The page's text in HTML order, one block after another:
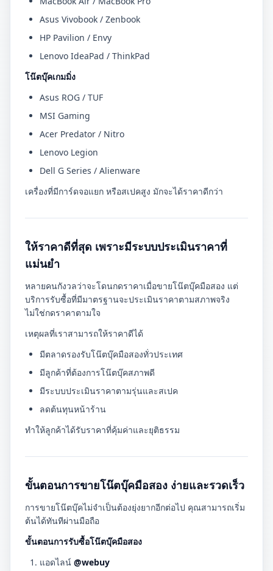
Asus Vivobook / Zenbook
HP Pavilion / Envy
Lenovo IdeaPad / ThinkPad
โน๊ตบุ๊คเกมมิ่ง
Asus ROG / TUF
MSI Gaming
Acer Predator / Nitro
Lenovo Legion
Dell G Series / Alienware
เครื่องที่มีการ์ดจอแยก หรือสเปคสูง มักจะได้ราคาดีกว่า
ให้ราคาดีที่สุด เพราะมีระบบประเมินราคาที่
แม่นยำ
หลายคนกังวลว่าจะโดนกดราคาเมื่อขายโน๊ตบุ๊คมือสอง แต่
บริการรับซื้อที่มีมาตรฐานจะประเมินราคาตามสภาพจริง
ไม่ใช่กดราคาตามใจ
เหตุผลที่เราสามารถให้ราคาดีได้
มีตลาดรองรับโน๊ตบุ๊คมือสองทั่วประเทศ
มีลูกค้าที่ต้องการโน๊ตบุ๊คสภาพดี
มีระบบประเมินราคาตามรุ่นและสเปค
ลดต้นทุนหน้าร้าน
ทำให้ลูกค้าได้รับราคาที่คุ้มค่าและยุติธรรม
ขั้นตอนการขายโน๊ตบุ๊คมือสอง ง่ายและรวดเร็ว
การขายโน๊ตบุ๊คไม่จำเป็นต้องยุ่งยากอีกต่อไป คุณสามารถเริ่ม
ต้นได้ทันทีผ่านมือถือ
ขั้นตอนการรับซื้อโน๊ตบุ๊คมือสอง
แอดไลน์ @webuy